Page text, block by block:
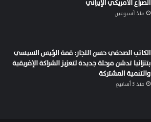
الصراع الأمريكي الإيراني
منذ أسبوعين
الكاتب الصحفي حسن النجار: قمة الرئيس السيسي
بتنزانيا تدشن مرحلة جديدة لتعزيز الشراكة الإفريقية
والتنمية المشتركة
منذ 3 أسابيع